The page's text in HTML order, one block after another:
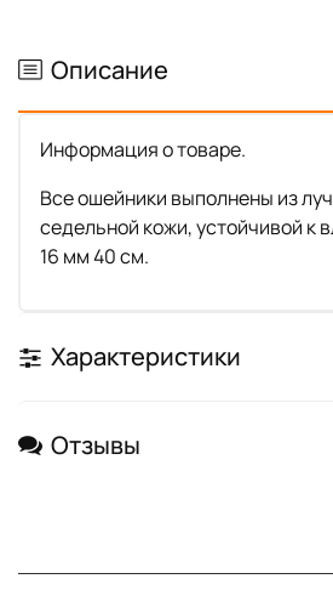
Описание
Информация о товаре.
Все ошейники выполнены из
седельной кожи, устойчивой к
16 мм 40 см.
Характеристики
Отзывы